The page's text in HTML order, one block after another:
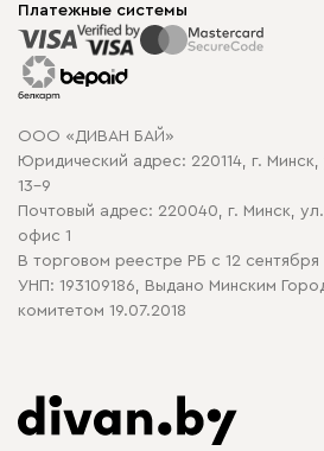
Способы оплаты
Рассрочка и кредит
Гарантия
Карта сайта
Политика конфиденциальности
Политика в отношении обработки
Корпусная мебель
Распродажа мебели
Платежные системы
ООО «ДИВАН БАЙ»
Юридический адрес: 220114, г.
13-9
Почтовый адрес: 220040, г. Минск,
офис 1
В торговом реестре РБ с 12
УНП: 193109186, Выдано Минским
комитетом 19.07.2018